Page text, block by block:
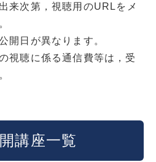
来次第，視聴用のURLをメ
開日が異なります。
視聴に係る通信費等は，受
講座一覧